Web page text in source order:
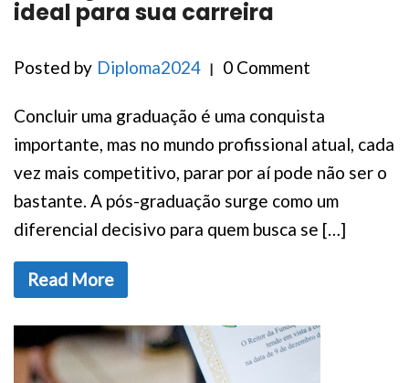
ideal para sua carreira
Posted by Diploma2024 0 Comment
Concluir uma graduação é uma conquista
importante, mas no mundo profissional atual, cada
vez mais competitivo, parar por aí pode não ser o
bastante. A pós-graduação surge como um
diferencial decisivo para quem busca se […]
Read More